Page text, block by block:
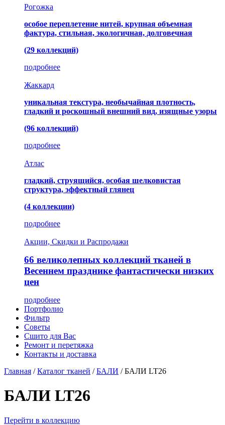
Рогожка
особое переплетение нитей, крупная объемная
фактура, стильная, экологичная, долговечная
(29 коллекций)
подробнее
Жаккард
уникальная текстура, необычайная плотность,
гладкий и роскошный внешний вид, изящные узоры
(96 коллекций)
подробнее
Атлас
гладкий, струящийся, особая шелковистая
структура, эффектный глянец
(4 коллекции)
подробнее
Акции, Скидки и Распродажи
66 великолепных коллекций тканей в
Весеннем празднике фантастически низких
цен
подробнее
Портфолио
Фильтр
Советы
Сшито для Вас
Ремонт и перетяжка
Контакты и доставка
Главная / Каталог тканей / БАЛИ / БАЛИ LT26
БАЛИ LT26
Перейти в коллекцию